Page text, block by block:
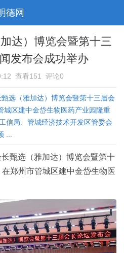
德网
达）博览会暨第十三
发布会成功举办
查看151 评论0
选（雅加达）博览会暨第十三届会
城区建中金岱生物医药产业园隆重
信局、管城经济技术开发区管委会
...
选（雅加达）博览会暨第十
郑州市管城区建中金岱生物医